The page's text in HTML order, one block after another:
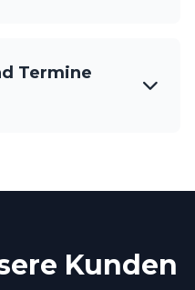
Termine
Kunden